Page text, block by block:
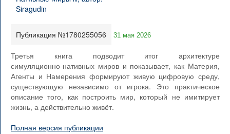
Публикация №1780255056 31 мая 2026
Третья книга подводит итог архитектуре
симуляционно‑нативных миров и показывает, как Материя,
Агенты и Намерения формируют живую цифровую среду,
существующую независимо от игрока. Это практическое
описание того, как построить мир, который не имитирует
жизнь, а действительно живёт.
Полная версия публикации